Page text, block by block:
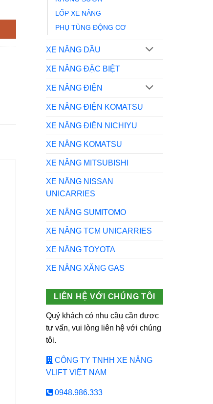
LỐP XE NÂNG
PHỤ TÙNG ĐỘNG CƠ
XE NÂNG DẦU
XE NÂNG ĐẶC BIỆT
XE NÂNG ĐIỆN
XE NÂNG ĐIỆN KOMATSU
XE NÂNG ĐIỆN NICHIYU
XE NÂNG KOMATSU
XE NÂNG MITSUBISHI
XE NÂNG NISSAN
UNICARRIES
XE NÂNG SUMITOMO
XE NÂNG TCM UNICARRIES
XE NÂNG TOYOTA
XE NÂNG XĂNG GAS
LIÊN HỆ VỚI CHÚNG TÔI
Quý khách có nhu cầu cần được
tư vấn, vui lòng liên hệ với chúng
tôi.
CÔNG TY TNHH XE NÂNG
VLIFT VIỆT NAM
0948.986.333